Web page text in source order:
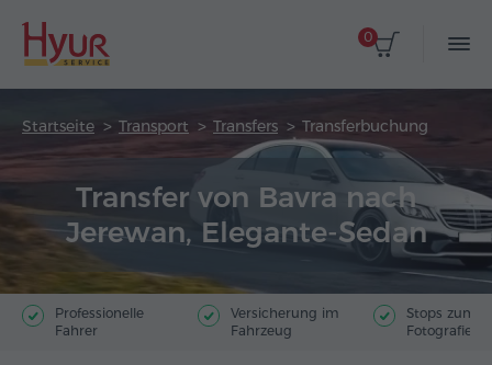
0
Startseite Transport Transfers Transferbuchung
Transfer von Bavra nach
Jerewan, Elegante-Sedan
Professionelle
Fahrer
Versicherung im
Fahrzeug
Stops zum